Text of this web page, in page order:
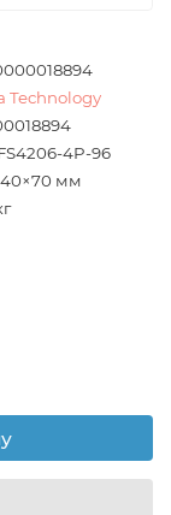
Technology
4P-96
мм